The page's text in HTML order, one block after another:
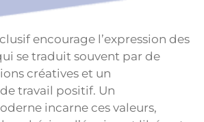
encourage l’expression des
se traduit souvent par de
créatives et un
travail positif. Un
incarne ces valeurs,